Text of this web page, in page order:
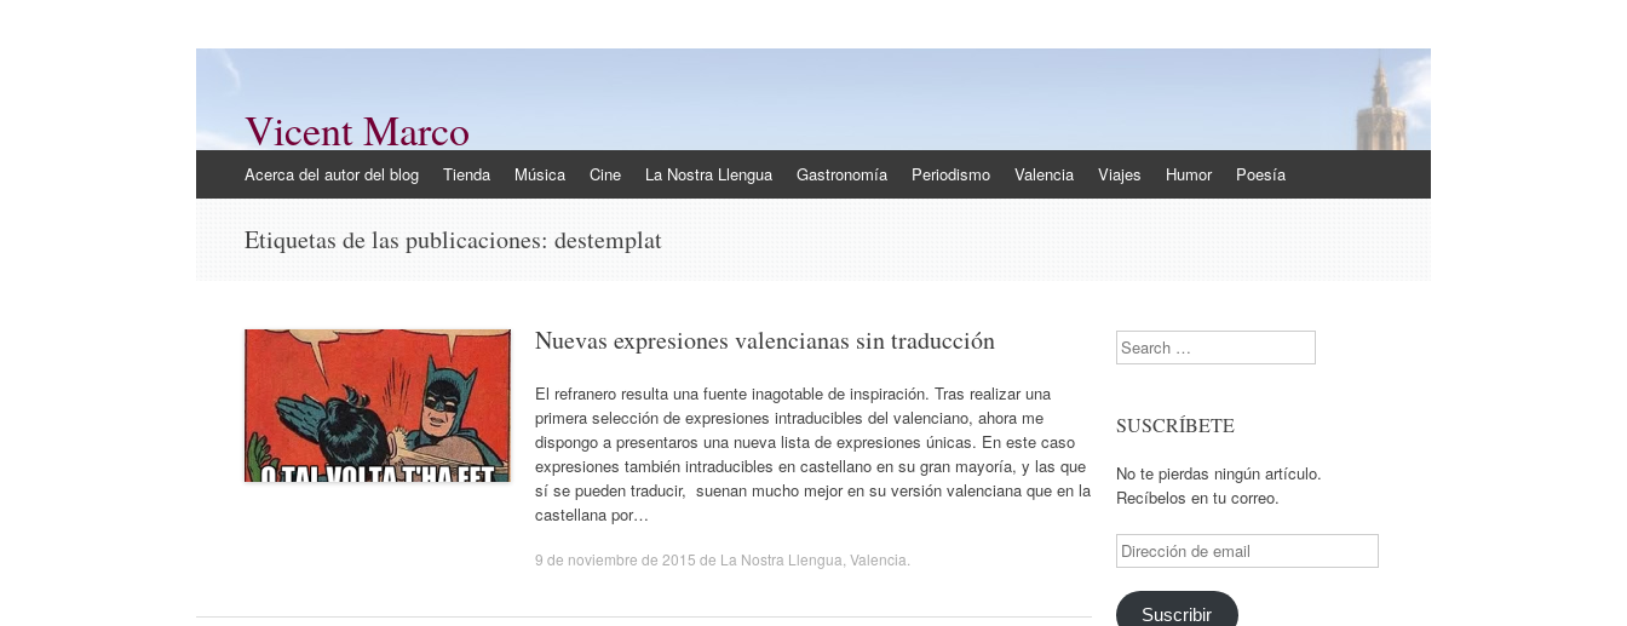
Vicent Marco
al
Acerca del autor del blog Tienda Música Cine La Nostra Llengua Gastronomía Periodismo Valencia Viajes Humor Poesía
Etiquetas de las publicaciones: destemplat
Nuevas expresiones valencianas sin traducción
El refranero resulta una fuente inagotable de inspiración. Tras realizar una
primera selección de expresiones intraducibles del valenciano, ahora me
dispongo a presentaros una nueva lista de expresiones únicas. En este caso
expresiones también intraducibles en castellano en su gran mayoría, y las que
sí se pueden traducir, suenan mucho mejor en su versión valenciana que en la
castellana por…
9 de noviembre de 2015 de La Nostra Llengua Valencia
Search
SUSCRÍBETE
No te pierdas ningún artículo.
Recíbelos en tu correo.
Dirección
de
email
Suscribir